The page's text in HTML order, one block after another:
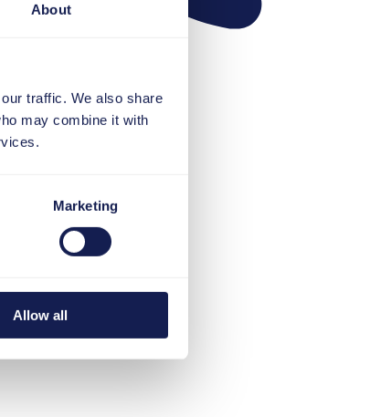
About
traffic. We also share
may combine it with
Marketing
Allow all